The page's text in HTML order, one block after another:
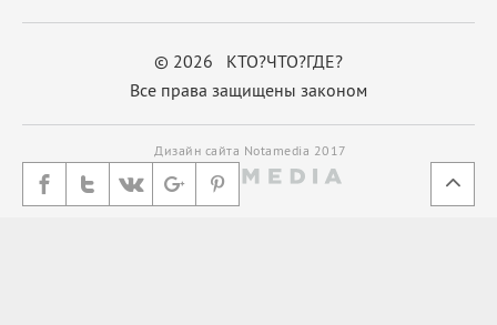
© 2026 КТО?ЧТО?ГДЕ?
Все права защищены законом
Дизайн сайта Notamedia 2017